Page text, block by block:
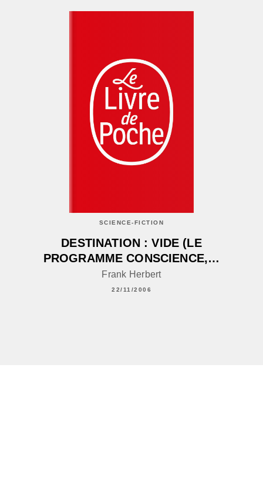
SCIENCE-FICTION
DESTINATION : VIDE (LE
PROGRAMME CONSCIENCE,…
Frank Herbert
22/11/2006